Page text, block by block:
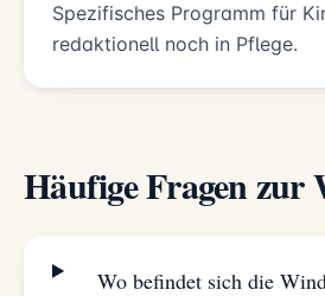
Spezifisches Programm für
redaktionell noch in Pflege.
Häufige Fragen zur
Wo befindet sich die